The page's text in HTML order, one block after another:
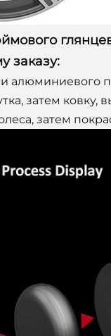
заказу:
алюминиевого
затем ковку,
затем